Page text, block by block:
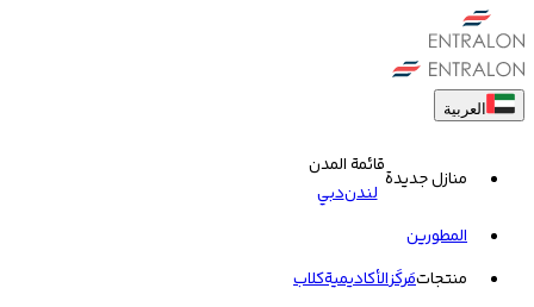
العربية
منازل جديدة
قائمة المدن
لندندبي
المطورين
منتجاتمَركَزالأكاديميةکلاب